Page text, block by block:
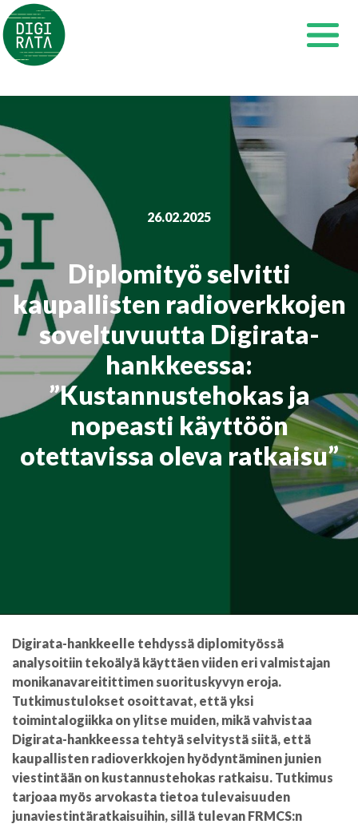
Siirry
sisältöön
26.02.2025
Diplomityö selvitti
kaupallisten radioverkkojen
soveltuvuutta Digirata-
hankkeessa:
”Kustannustehokas ja
nopeasti käyttöön
otettavissa oleva ratkaisu”
Digirata-hankkeelle tehdyssä diplomityössä
analysoitiin tekoälyä käyttäen viiden eri valmistajan
monikanavareitittimen suorituskyvyn eroja.
Tutkimustulokset osoittavat, että yksi
toimintalogiikka on ylitse muiden, mikä vahvistaa
Digirata-hankkeessa tehtyä selvitystä siitä, että
kaupallisten radioverkkojen hyödyntäminen junien
viestintään on kustannustehokas ratkaisu. Tutkimus
tarjoaa myös arvokasta tietoa tulevaisuuden
junaviestintäratkaisuihin, sillä tulevan FRMCS:n